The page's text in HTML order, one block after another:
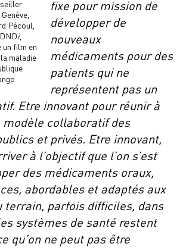
Pécoul,
i,
un film en
maladie
fixe pour mission de
développer de
nouveaux
médicaments pour des
patients qui ne
représentent pas un
Etre innovant pour réunir à
modèle collaboratif des
et privés. Etre innovant,
à l’objectif que l’on s’est
des médicaments oraux,
abordables et adaptés aux
terrain, parfois difficiles, dans
systèmes de santé restent
qu’on ne peut pas être